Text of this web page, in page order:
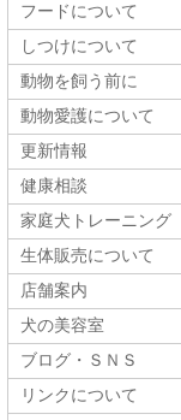
フードについて
しつけについて
動物を飼う前に
動物愛護について
更新情報
健康相談
家庭犬トレーニング
生体販売について
店舗案内
犬の美容室
ブログ・ＳＮＳ
リンクについて